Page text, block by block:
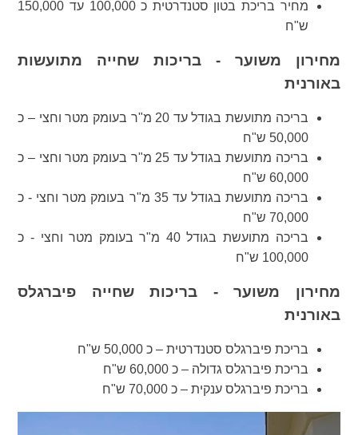
מחיר בריכת בטון סטנדרטית כ 100,000 עד 150,000
ש"ח
מחירון משוער - בריכות שחייה מתועשות
באורנית
בריכה מתועשת בגודל עד 20 מ"ר בעומק מטר וחצי – כ
50,000 ש"ח
בריכה מתועשת בגודל עד 25 מ"ר בעומק מטר וחצי – כ
60,000 ש"ח
בריכה מתועשת בגודל עד 35 מ"ר בעומק מטר וחצי - כ
70,000 ש"ח
בריכה מתועשת בגודל 40 מ"ר בעומק מטר וחצי - כ
100,000 ש"ח
מחירון משוער - בריכות שחייה פיברגלס
באורנית
בריכת פיברגלס סטנדרטית – כ 50,000 ש"ח
בריכת פיברגלס גדולה – כ 60,000 ש"ח
בריכת פיברגלס ענקית – כ 70,000 ש"ח